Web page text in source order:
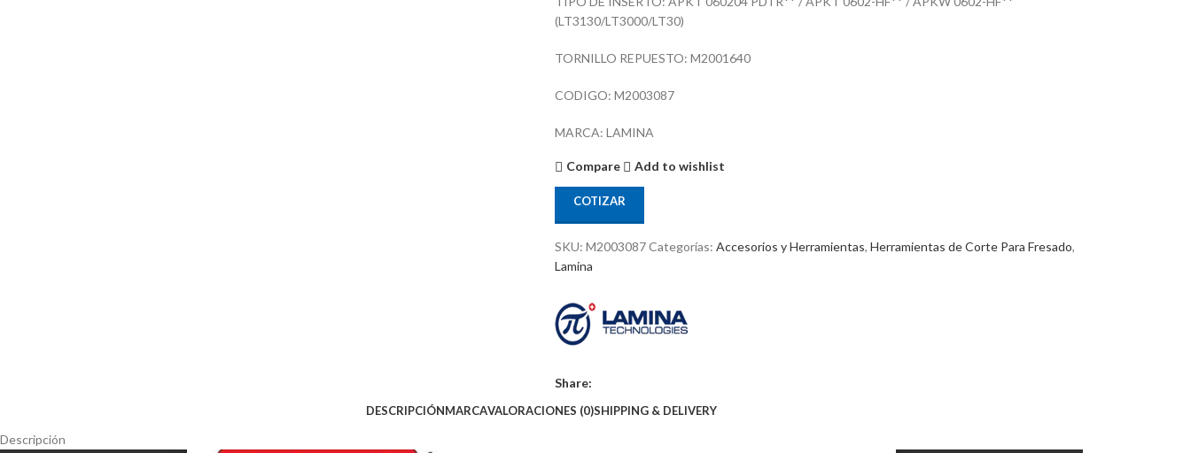
(LT3130/LT3000/LT30)
TORNILLO REPUESTO: M2001640
CODIGO: M2003087
MARCA: LAMINA
Compare Add to wishlist
COTIZAR
SKU: M2003087Categorías: Accesorios y Herramientas, Herramientas de Corte Para Fresado,
Lamina
Share:
DESCRIPCIÓNMARCAVALORACIONES (0)SHIPPING & DELIVERY
Descripción